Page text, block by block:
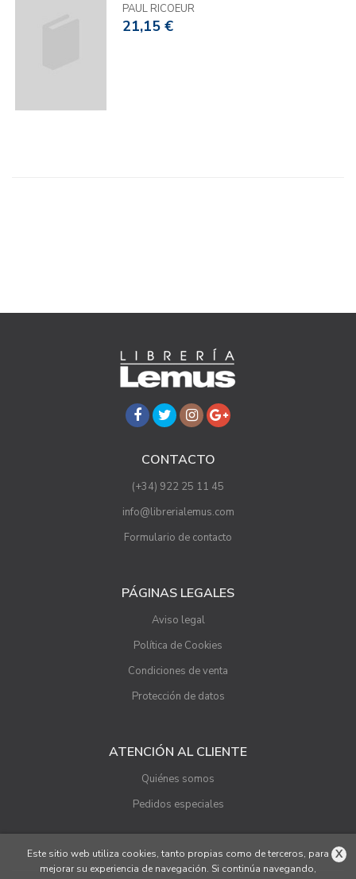
PAUL RICOEUR
21,15 €
CONTACTO
(+34) 922 25 11 45
info@librerialemus.com
Formulario de contacto
PÁGINAS LEGALES
Aviso legal
Política de Cookies
Condiciones de venta
Protección de datos
ATENCIÓN AL CLIENTE
Quiénes somos
Pedidos especiales
X
Este sitio web utiliza cookies, tanto propias como de terceros, para
mejorar su experiencia de navegación. Si continúa navegando,